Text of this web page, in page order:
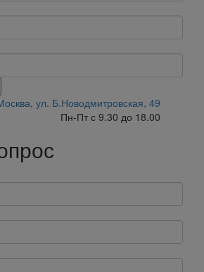
ул. Б.Новодмитровская, 49
Пн-Пт с 9.30 до 18.00